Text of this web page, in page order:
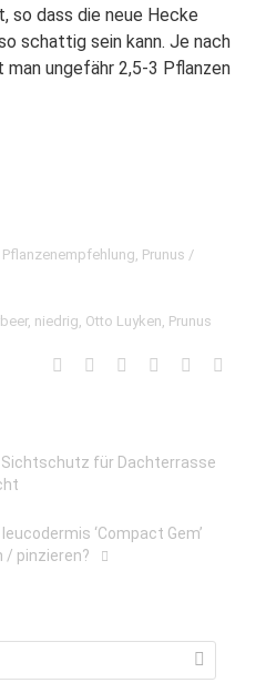
so dass die neue Hecke
schattig sein kann. Je nach
ungefähr 2,5-3 Pflanzen
Pflanzenempfehlung, Prunus /
, niedrig, Otto Luyken, Prunus
Sichtschutz für Dachterrasse
‘Compact Gem’
/ pinzieren?